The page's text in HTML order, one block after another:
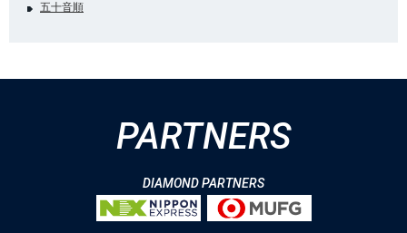
五十音順
PARTNERS
DIAMOND PARTNERS